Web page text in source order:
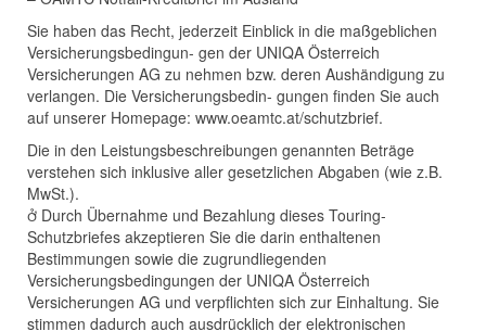
Sie haben das Recht, jederzeit Einblick in die maßgeblichen
Versicherungsbedingun- gen der UNIQA Österreich
Versicherungen AG zu nehmen bzw. deren Aushändigung zu
verlangen. Die Versicherungsbedin- gungen finden Sie auch
auf unserer Homepage: www.oeamtc.at/schutzbrief.
Die in den Leistungsbeschreibungen genannten Beträge
verstehen sich inklusive aller gesetzlichen Abgaben (wie z.B.
MwSt.).
 Durch Übernahme und Bezahlung dieses Touring-
Schutzbriefes akzeptieren Sie die darin enthaltenen
Bestimmungen sowie die zugrundliegenden
Versicherungsbedingungen der UNIQA Österreich
Versicherungen AG und verpflichten sich zur Einhaltung. Sie
stimmen dadurch auch ausdrücklich der elektronischen